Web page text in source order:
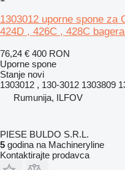
1303012 uporne spone za
424D , 426C , 428C
76,24 € 400 RON
Uporne spone
Stanje novi
1303012 , 130-3012 1303809
Rumunija, ILFOV
PIESE BULDO S.R.L.
5 godina na Machineryline
Kontaktirajte prodavca